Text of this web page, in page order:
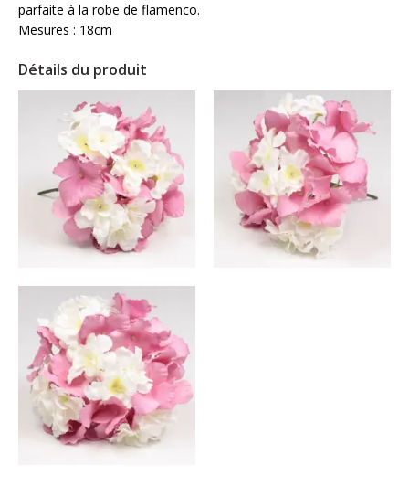
parfaite à la robe de flamenco.
Mesures : 18cm
Détails du produit